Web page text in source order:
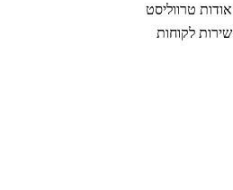
אודות טרווליסט
שירות לקוחות